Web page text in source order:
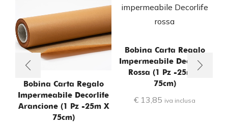
Bobina Carta Regalo
Impermeabile Decorlife
Arancione (1 Pz -25m X
75cm)
Bobina Carta Regalo
Impermeabile Decorlife
Rossa (1 Pz -25m X
75cm)
€ 13,85 iva inclusa